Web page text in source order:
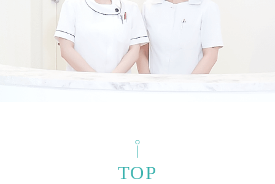
検索結果を表示する
TOP